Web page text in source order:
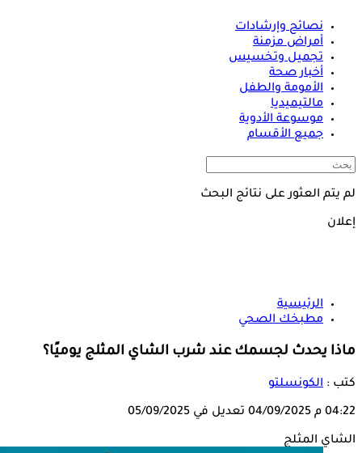
نصائح وإرشادات
أمراض مزمنة
تجميل وتخسيس
أخبار صحة
الأمومة والطفل
مالتيميديا
موسوعة الأدوية
جميع الأقسام
لم يتم العثور على نتائج البحث
إعلان
الرئيسية
مطبخك الصحي
ماذا يحدث لجسمك عند شرب الشاي المثلج يوميًا؟
كتب : الكونسلتو
04:22 م 04/09/2025 تعديل في 05/09/2025
الشاي المثلج